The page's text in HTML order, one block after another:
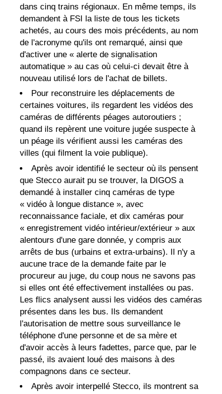
dans cinq trains régionaux. En même temps, ils
demandent à FSI la liste de tous les tickets
achetés, au cours des mois précédents, au nom
de l'acronyme qu'ils ont remarqué, ainsi que
d'activer une « alerte de signalisation
automatique » au cas où celui-ci devait être à
nouveau utilisé lors de l'achat de billets.
Pour reconstruire les déplacements de
certaines voitures, ils regardent les vidéos des
caméras de différents péages autoroutiers ;
quand ils repèrent une voiture jugée suspecte à
un péage ils vérifient aussi les caméras des
villes (qui filment la voie publique).
Après avoir identifié le secteur où ils pensent
que Stecco aurait pu se trouver, la DIGOS a
demandé à installer cinq caméras de type
« vidéo à longue distance », avec
reconnaissance faciale, et dix caméras pour
« enregistrement vidéo intérieur/extérieur » aux
alentours d'une gare donnée, y compris aux
arrêts de bus (urbains et extra-urbains). Il n'y a
aucune trace de la demande faite par le
procureur au juge, du coup nous ne savons pas
si elles ont été effectivement installées ou pas.
Les flics analysent aussi les vidéos des caméras
présentes dans les bus. Ils demandent
l'autorisation de mettre sous surveillance le
téléphone d'une personne et de sa mère et
d'avoir accès à leurs fadettes, parce que, par le
passé, ils avaient loué des maisons à des
compagnons dans ce secteur.
Après avoir interpellé Stecco, ils montrent sa